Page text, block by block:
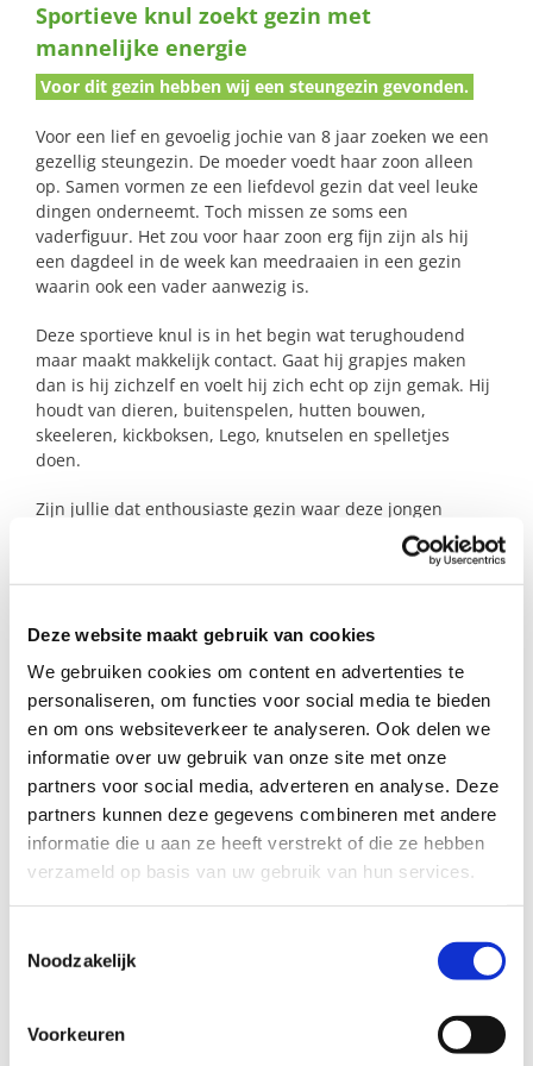
Deze website maakt gebruik van cookies
We gebruiken cookies om content en advertenties te
personaliseren, om functies voor social media te bieden
en om ons websiteverkeer te analyseren. Ook delen we
informatie over uw gebruik van onze site met onze
partners voor social media, adverteren en analyse. Deze
partners kunnen deze gegevens combineren met andere
informatie die u aan ze heeft verstrekt of die ze hebben
verzameld op basis van uw gebruik van hun services.
Noodzakelijk
Voorkeuren
naar:
Sportieve knul zoekt gezin met
mannelijke energie
Voor dit gezin hebben wij een steungezin gevonden.
Voor een lief en gevoelig jochie van 8 jaar zoeken we een
gezellig steungezin. De moeder voedt haar zoon alleen
op. Samen vormen ze een liefdevol gezin dat veel leuke
dingen onderneemt. Toch missen ze soms een
vaderfiguur. Het zou voor haar zoon erg fijn zijn als hij
een dagdeel in de week kan meedraaien in een gezin
waarin ook een vader aanwezig is.
Deze sportieve knul is in het begin wat terughoudend
maar maakt makkelijk contact. Gaat hij grapjes maken
dan is hij zichzelf en voelt hij zich echt op zijn gemak. Hij
houdt van dieren, buitenspelen, hutten bouwen,
skeeleren, kickboksen, Lego, knutselen en spelletjes
doen.
Zijn jullie dat enthousiaste gezin waar deze jongen
Profiel steungezin
Wij zoeken een gezin:
Waar deze jongen om de week op
maandagmiddag, dinsdag- of in het
weekend welkom is;
Bij voorkeur met kinderen;
Dat beschikt over vervoer of in Duiven of
Westervoort woont.
Wil je meer informatie?
coördinator Buurtgezinnen voor de gemeente Duiven en
Westervoort, via
. Of bel 06